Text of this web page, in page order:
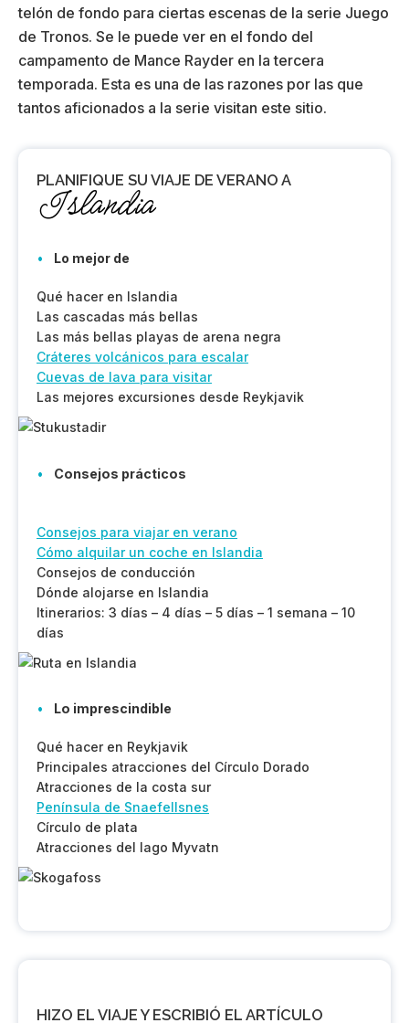
telón de fondo para ciertas escenas de la serie Juego
de Tronos. Se le puede ver en el fondo del
campamento de Mance Rayder en la tercera
temporada. Esta es una de las razones por las que
tantos aficionados a la serie visitan este sitio.
PLANIFIQUE SU VIAJE DE VERANO A
Islandia
Lo mejor de
Qué hacer en Islandia
Las cascadas más bellas
Las más bellas playas de arena negra
Cráteres volcánicos para escalar
Cuevas de lava para visitar
Las mejores excursiones desde Reykjavik
Consejos prácticos
Consejos para viajar en verano
Cómo alquilar un coche en Islandia
Consejos de conducción
Dónde alojarse en Islandia
Itinerarios: 3 días – 4 días – 5 días – 1 semana – 10
días
Lo imprescindible
Qué hacer en Reykjavik
Principales atracciones del Círculo Dorado
Atracciones de la costa sur
Península de Snaefellsnes
Círculo de plata
Atracciones del lago Myvatn
HIZO EL VIAJE Y ESCRIBIÓ EL ARTÍCULO